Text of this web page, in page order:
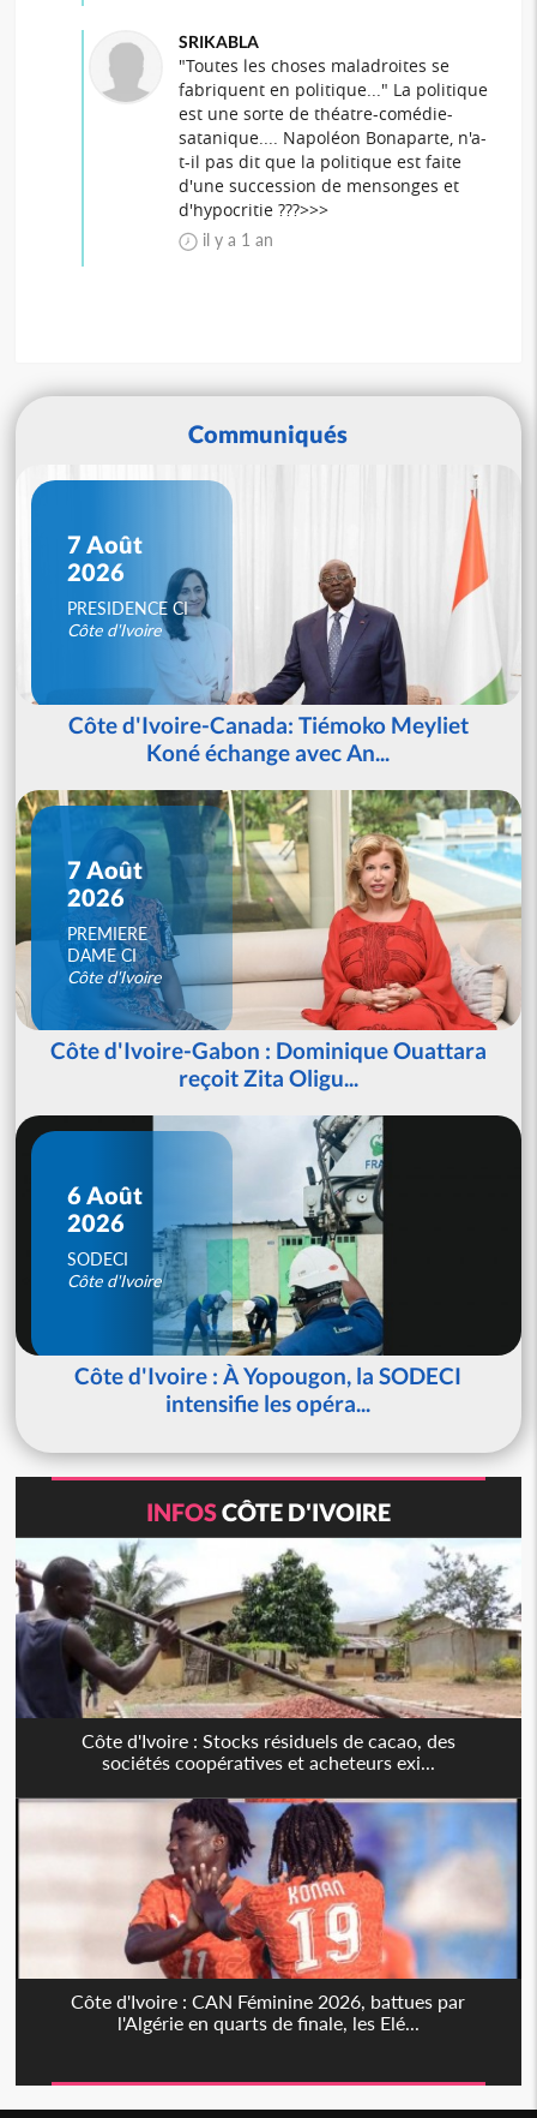
SRIKABLA
"Toutes les choses maladroites se
fabriquent en politique..." La politique
est une sorte de théatre-comédie-
satanique.... Napoléon Bonaparte, n'a-
t-il pas dit que la politique est faite
d'une succession de mensonges et
d'hypocritie ???>>>
il y a 1 an
Communiqués
7 Août
2026
PRESIDENCE CI
Côte d'Ivoire
Côte d'Ivoire-Canada: Tiémoko Meyliet
Koné échange avec An...
7 Août
2026
PREMIERE
DAME CI
Côte d'Ivoire
Côte d'Ivoire-Gabon : Dominique Ouattara
reçoit Zita Oligu...
6 Août
2026
SODECI
Côte d'Ivoire
Côte d'Ivoire : À Yopougon, la SODECI
intensifie les opéra...
INFOSCÔTE D'IVOIRE
Côte d'Ivoire : Stocks résiduels de cacao, des
sociétés coopératives et acheteurs exi...
Côte d'Ivoire : CAN Féminine 2026, battues par
l'Algérie en quarts de finale, les Elé...